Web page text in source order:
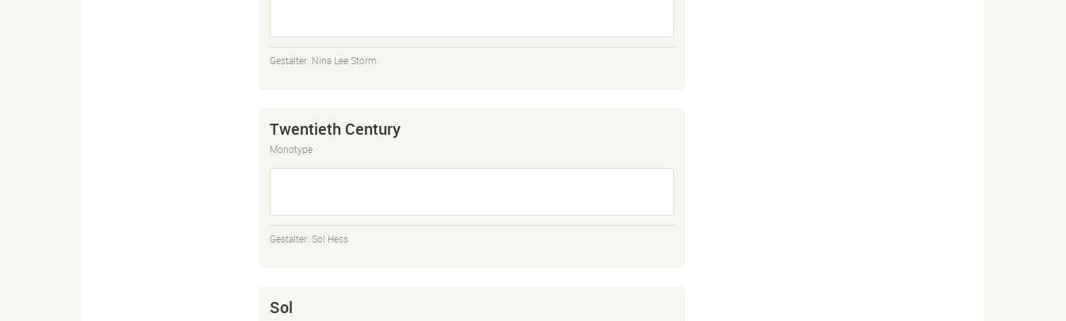
Gestalter: Nina Lee Storm
Twentieth Century
Monotype
Gestalter: Sol Hess
Sol